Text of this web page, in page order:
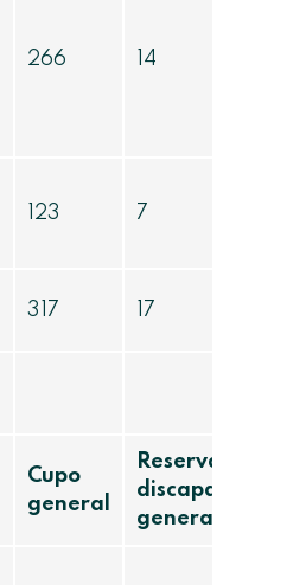
266 14
123 7
317 17
Cupo
general
Reserva
discapacidad
general